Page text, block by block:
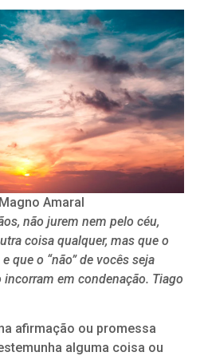
Magno Amaral
não jurem nem pelo céu,
coisa qualquer, mas que o
que o “não” de vocês seja
incorram em condenação. Tiago
afirmação ou promessa
alguma coisa ou